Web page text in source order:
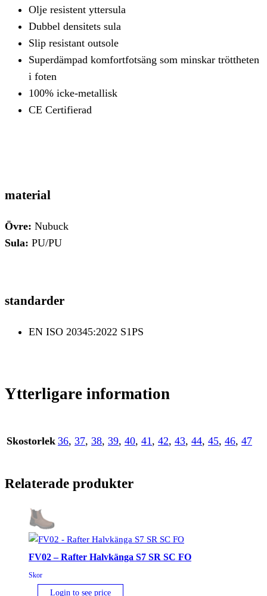
Olje resistent yttersula
Dubbel densitets sula
Slip resistant outsole
Superdämpad komfortfotsäng som minskar tröttheten
i foten
100% icke-metallisk
CE Certifierad
material
Övre: Nubuck
Sula: PU/PU
standarder
EN ISO 20345:2022 S1PS
Ytterligare information
Skostorlek 36, 37, 38, 39, 40, 41, 42, 43, 44, 45, 46, 47
Relaterade produkter
FV02 – Rafter Halvkänga S7 SR SC FO
Skor
Login to see price